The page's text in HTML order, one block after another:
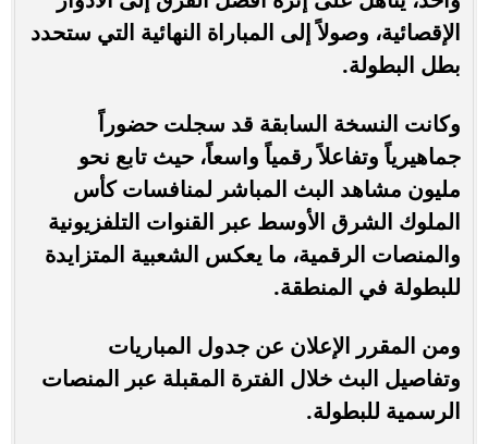
الإقصائية، وصولاً إلى المباراة النهائية التي ستحدد
بطل البطولة.
وكانت النسخة السابقة قد سجلت حضوراً
جماهيرياً وتفاعلاً رقمياً واسعاً، حيث تابع نحو
مليون مشاهد البث المباشر لمنافسات كأس
الملوك الشرق الأوسط عبر القنوات التلفزيونية
والمنصات الرقمية، ما يعكس الشعبية المتزايدة
للبطولة في المنطقة.
ومن المقرر الإعلان عن جدول المباريات
وتفاصيل البث خلال الفترة المقبلة عبر المنصات
الرسمية للبطولة.